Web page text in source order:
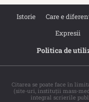
Istorie Care e
Expresii
Politica de
Citarea se poate face în
(site-uri, instituţii mass-
integral scrierile